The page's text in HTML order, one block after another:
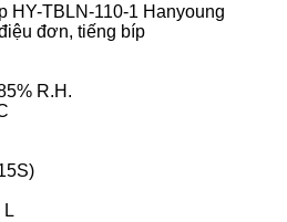
HY-TBLN-110-1 Hanyoung
đơn, tiếng bíp
R.H.
L